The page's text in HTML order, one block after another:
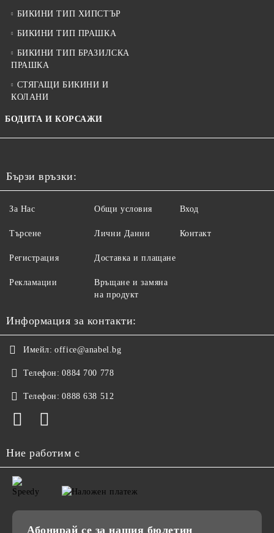
БИКИНИ ТИП ХИПСТЪР
БИКИНИ ТИП ПРАШКА
БИКИНИ ТИП БРАЗИЛСКА
ПРАШКА
СТЯГАЩИ БИКИНИ И
КОЛАНИ
БОДИТА И КОРСАЖИ
Бързи връзки:
За Нас
Търсене
Регистрация
Рекламации
Общи условия
Лични Данни
Доставка и плащане
Връщане и замяна
на продукт
Вход
Контакт
Информация за контакти:
Имейл: office@anabel.bg
Телефон: 0884 700 778
Телефон: 0888 638 512
Ние работим с
Абонирай се за нашия бюлетин